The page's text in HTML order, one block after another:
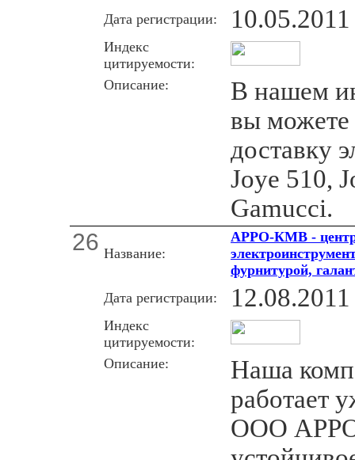
Дата регистрации:
10.05.2011
Индекс
цитируемости:
Описание:
В нашем
вы можете
доставку
Joye 510,
Gamucci.
26 Название:
АРРО-КМВ - центр
фурнитурой,
Дата регистрации:
12.08.2011
Индекс
цитируемости:
Описание:
Наша
работает
ООО